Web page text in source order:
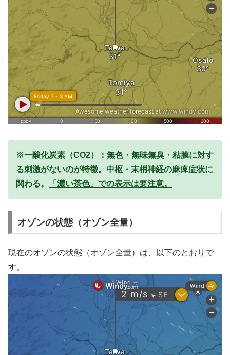
※一酸化炭素（CO2）：無色・無味無臭・粘膜に対す
る刺激がないのが特徴。中枢・末梢神経の麻痺症状に
関わる。
「濃い茶色」での表示は要注意。
オゾンの状態（オゾン全量）
現在のオゾンの状態（オゾン全量）は、以下のとおりで
す。